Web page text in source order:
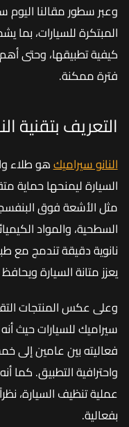
وعبر سطور مقالنا اليوم
المبتكرة للسيارات، بما
كيفية تطبيقها، وحتى
فترة ممكنة.
التعريف بتقنية
النانو سيراميكهو طلاء
السيارة ليمنحها حماية
مثل الأشعة فوق
السطحية، والمواد
نانوية دقيقة تندمج مع
يعزز متانة السيارة
وعلى عكس المنتجات
سيراميك للسيارات حيث
فعاليته بين عامين إلى
واحترافية التطبيق. كما
عملية تنظيف السيارة،
بفعالية.